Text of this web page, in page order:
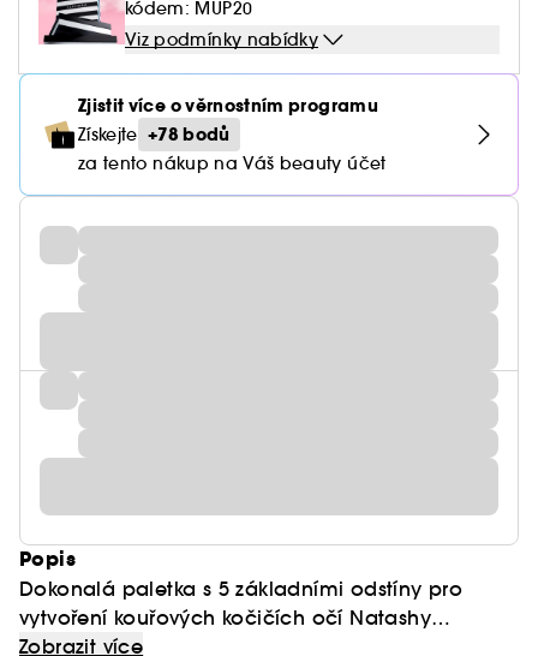
kódem: MUP20
Viz podmínky nabídky
Zjistit více o věrnostním programu
Získejte +78 bodů
za tento nákup na Váš beauty účet
Popis
Dokonalá paletka s 5 základními odstíny pro
vytvoření kouřových kočičích očí Natashy
Denony. Obsahuje krémové matné odstíny a
Poskytuje maximální barevnou výdrž s
Zobrazit více